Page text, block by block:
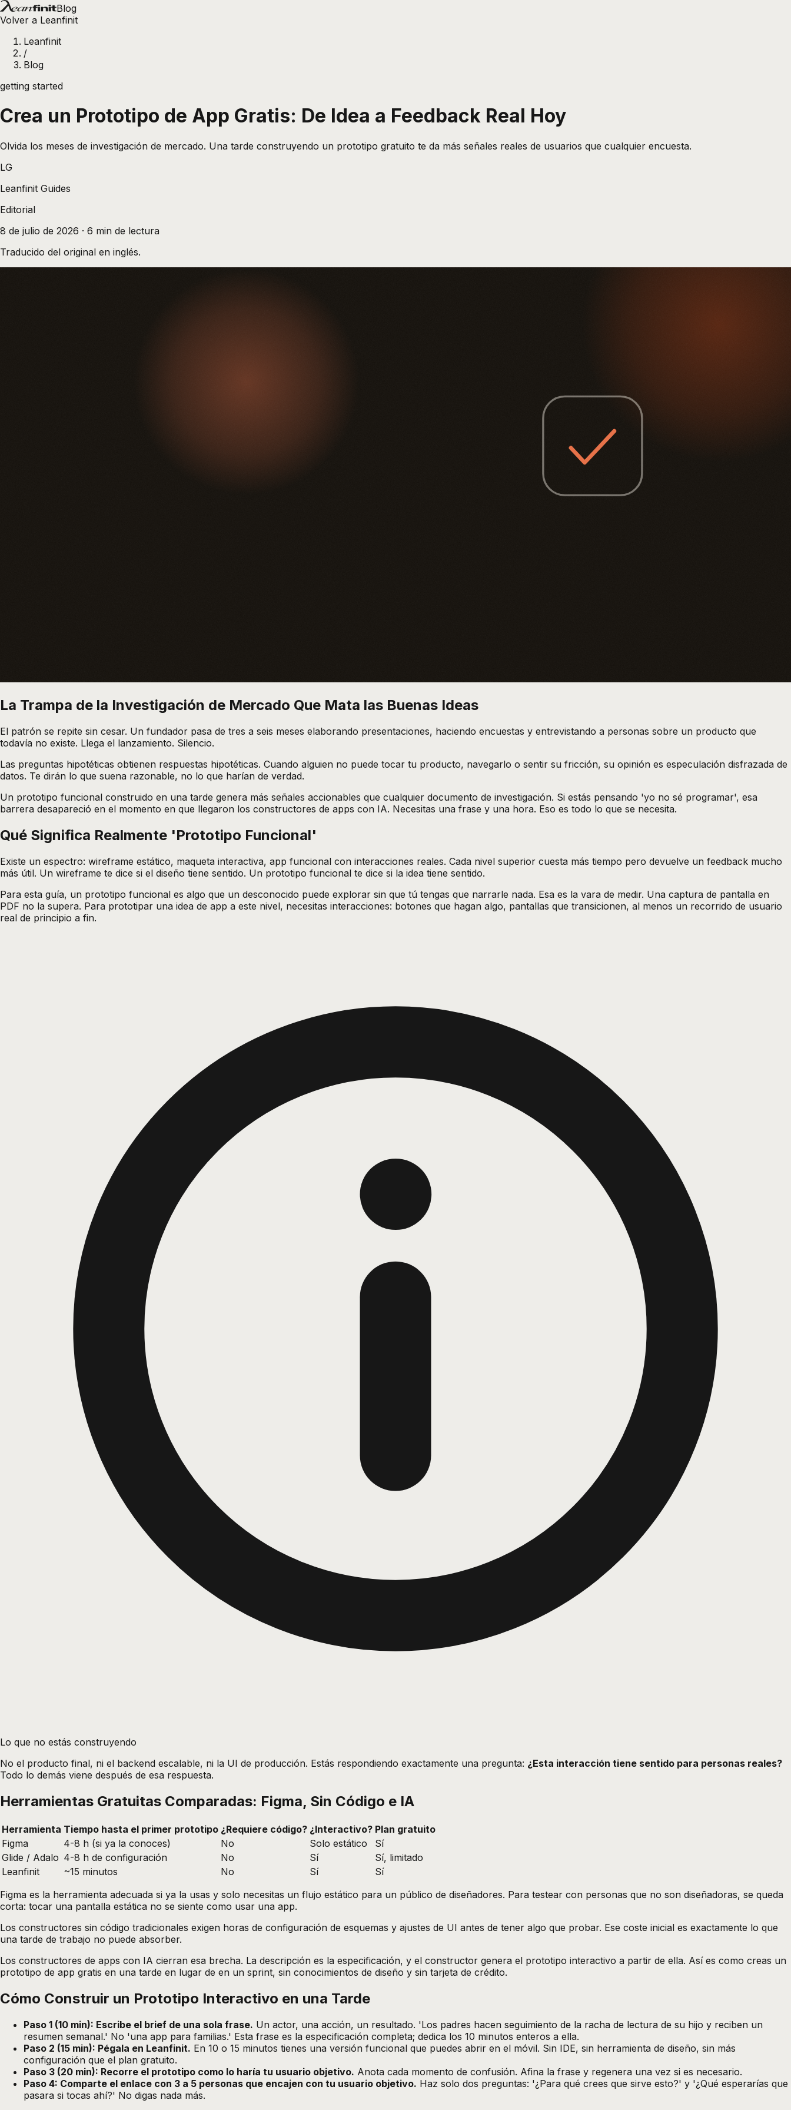
Blog
Volver a Leanfinit
Leanfinit
/
Blog
getting started
Crea un Prototipo de App Gratis: De Idea a Feedback Real Hoy
Olvida los meses de investigación de mercado. Una tarde construyendo un prototipo gratuito te da más señales reales de usuarios que cualquier encuesta.
LG
Leanfinit Guides
Editorial
8 de julio de 2026 · 6 min de lectura
Traducido del original en inglés.
La Trampa de la Investigación de Mercado Que Mata las Buenas Ideas
El patrón se repite sin cesar. Un fundador pasa de tres a seis meses elaborando presentaciones, haciendo encuestas y entrevistando a personas sobre un producto que
todavía no existe. Llega el lanzamiento. Silencio.
Las preguntas hipotéticas obtienen respuestas hipotéticas. Cuando alguien no puede tocar tu producto, navegarlo o sentir su fricción, su opinión es especulación disfrazada de
datos. Te dirán lo que suena razonable, no lo que harían de verdad.
Un prototipo funcional construido en una tarde genera más señales accionables que cualquier documento de investigación. Si estás pensando 'yo no sé programar', esa
barrera desapareció en el momento en que llegaron los constructores de apps con IA. Necesitas una frase y una hora. Eso es todo lo que se necesita.
Qué Significa Realmente 'Prototipo Funcional'
Existe un espectro: wireframe estático, maqueta interactiva, app funcional con interacciones reales. Cada nivel superior cuesta más tiempo pero devuelve un feedback mucho
más útil. Un wireframe te dice si el diseño tiene sentido. Un prototipo funcional te dice si la idea tiene sentido.
Para esta guía, un prototipo funcional es algo que un desconocido puede explorar sin que tú tengas que narrarle nada. Esa es la vara de medir. Una captura de pantalla en
PDF no la supera. Para prototipar una idea de app a este nivel, necesitas interacciones: botones que hagan algo, pantallas que transicionen, al menos un recorrido de usuario
real de principio a fin.
Lo que no estás construyendo
No el producto final, ni el backend escalable, ni la UI de producción. Estás respondiendo exactamente una pregunta: ¿Esta interacción tiene sentido para personas reales?
Todo lo demás viene después de esa respuesta.
Herramientas Gratuitas Comparadas: Figma, Sin Código e IA
Herramienta Tiempo hasta el primer prototipo ¿Requiere código? ¿Interactivo? Plan gratuito
Figma
4-8 h (si ya la conoces) No Solo estático
Sí
Glide / Adalo 4-8 h de configuración No Sí
Sí, limitado
Leanfinit
~15 minutos No Sí
Sí
Figma es la herramienta adecuada si ya la usas y solo necesitas un flujo estático para un público de diseñadores. Para testear con personas que no son diseñadoras, se queda
corta: tocar una pantalla estática no se siente como usar una app.
Los constructores sin código tradicionales exigen horas de configuración de esquemas y ajustes de UI antes de tener algo que probar. Ese coste inicial es exactamente lo que
una tarde de trabajo no puede absorber.
Los constructores de apps con IA cierran esa brecha. La descripción es la especificación, y el constructor genera el prototipo interactivo a partir de ella. Así es como creas un
prototipo de app gratis en una tarde en lugar de en un sprint, sin conocimientos de diseño y sin tarjeta de crédito.
Cómo Construir un Prototipo Interactivo en una Tarde
Paso 1 (10 min): Escribe el brief de una sola frase. Un actor, una acción, un resultado. 'Los padres hacen seguimiento de la racha de lectura de su hijo y reciben un
resumen semanal.' No 'una app para familias.' Esta frase es la especificación completa; dedica los 10 minutos enteros a ella.
Paso 2 (15 min): Pégala en Leanfinit. En 10 o 15 minutos tienes una versión funcional que puedes abrir en el móvil. Sin IDE, sin herramienta de diseño, sin más
configuración que el plan gratuito.
Paso 3 (20 min): Recorre el prototipo como lo haría tu usuario objetivo. Anota cada momento de confusión. Afina la frase y regenera una vez si es necesario.
Paso 4: Comparte el enlace con 3 a 5 personas que encajen con tu usuario objetivo. Haz solo dos preguntas: '¿Para qué crees que sirve esto?' y '¿Qué esperarías que
pasara si tocas ahí?' No digas nada más.